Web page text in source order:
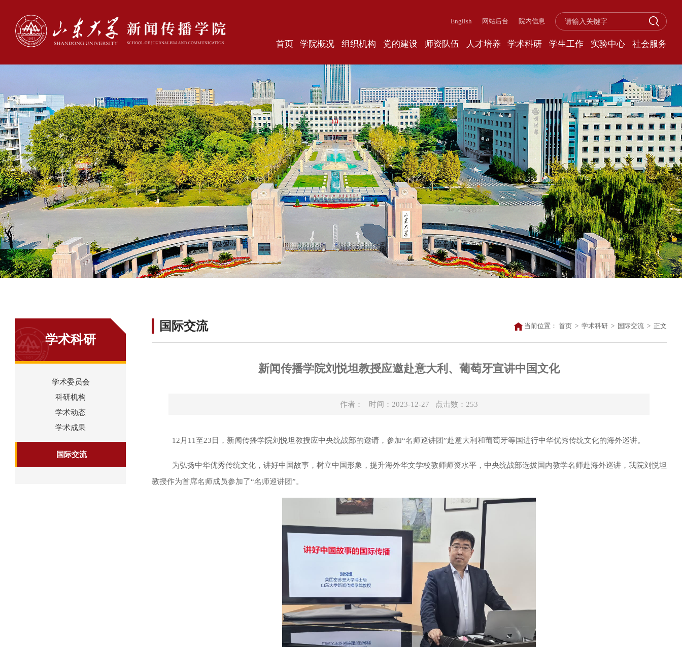
English 网站后台 院内信息
首页 学院概况 组织机构 党的建设 师资队伍 人才培养 学术科研 学生工作 实验中心 社会服务
学术科研
学术委员会
科研机构
学术动态
学术成果
国际交流
国际交流 当前位置： 首页 > 学术科研 > 国际交流 > 正文
新闻传播学院刘悦坦教授应邀赴意大利、葡萄牙宣讲中国文化
作者： 时间：2023-12-27 点击数： 253
12月11至23日，新闻传播学院刘悦坦教授应中央统战部的邀请，参加“名师巡讲团”赴意大利和葡萄牙等国进行中华优秀传统文化的海外巡讲。
为弘扬中华优秀传统文化，讲好中国故事，树立中国形象，提升海外华文学校教师师资水平，中央统战部选拔国内教学名师赴海外巡讲，我院刘悦坦
教授作为首席名师成员参加了“名师巡讲团”。